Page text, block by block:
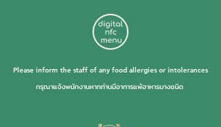
Please inform the staff of any food allergies or intolerances
กรุณาแจ้งพนักงานหากท่านมีอาการแพ้อาหารบางชนิด